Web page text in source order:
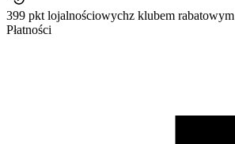
399 pkt lojalnościowychz klubem rabatowym
Płatności